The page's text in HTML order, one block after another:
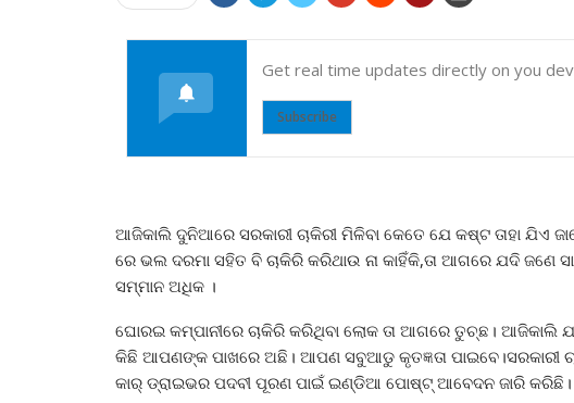
Get real time updates directly on you
Subscribe
ଆଜିକାଲି ଦୁନିଆରେ ସରକାରୀ ଚାକିରୀ ମିଳିବା କେତେ ଯେ କଷ୍ଟ ତାହା ଯିଏ
ରେ ଭଲ ଦରମା ସହିତ ବି ଚାକିରି କରିଥାଉ ନା କାହିଁକି,ତା ଆଗରେ ଯଦି ଜଣେ
ସମ୍ମାନ ଅଧିକ ।
ଘୋରଇ କମ୍ପାନୀରେ ଚାକିରି କରିଥିବା ଲୋକ ତା ଆଗରେ ତୁଚ୍ଛ। ଆଜିକାଲି
କିଛି ଆପଣଙ୍କ ପାଖରେ ଅଛି। ଆପଣ ସବୁଆଡୁ କୃତଜ୍ଞତା ପାଇବେ।ସରକାରୀ
କାର୍ ଡ୍ରାଇଭର ପଦବୀ ପୂରଣ ପାଇଁ ଇଣ୍ଡିଆ ପୋଷ୍ଟ୍‌ ଆବେଦନ ଜାରି କରିଛି।